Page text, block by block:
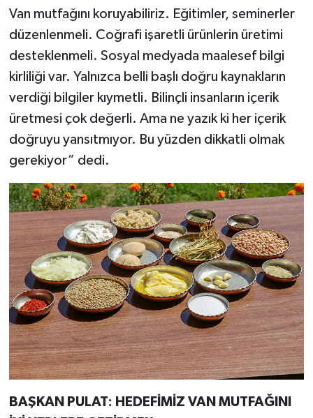
Van mutfağını koruyabiliriz. Eğitimler, seminerler
düzenlenmeli. Coğrafi işaretli ürünlerin üretimi
desteklenmeli. Sosyal medyada maalesef bilgi
kirliliği var. Yalnızca belli başlı doğru kaynakların
verdiği bilgiler kıymetli. Bilinçli insanların içerik
üretmesi çok değerli. Ama ne yazık ki her içerik
doğruyu yansıtmıyor. Bu yüzden dikkatli olmak
gerekiyor” dedi.
BAŞKAN PULAT: HEDEFİMİZ VAN MUTFAĞINI